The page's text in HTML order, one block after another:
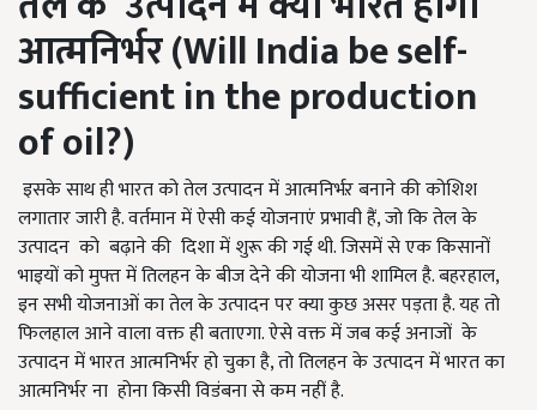
आत्मनिर्भर (Will India be self-
sufficient in the production
of oil?)
इसके साथ ही भारत को तेल उत्पादन में आत्मनिर्भऱ बनाने की कोशिश
लगातार जारी है. वर्तमान में ऐसी कई योजनाएं प्रभावी हैं, जो कि तेल के
उत्पादन को बढ़ाने की दिशा में शुरू की गई थी. जिसमें से एक किसानों
भाइयों को मुफ्त में तिलहन के बीज देने की योजना भी शामिल है. बहरहाल,
इन सभी योजनाओं का तेल के उत्पादन पर क्या कुछ असर पड़ता है. यह तो
फिलहाल आने वाला वक्त ही बताएगा. ऐसे वक्त में जब कई अनाजों के
उत्पादन में भारत आत्मनिर्भर हो चुका है, तो तिलहन के उत्पादन में भारत का
आत्मनिर्भर ना होना किसी विडंबना से कम नहीं है.